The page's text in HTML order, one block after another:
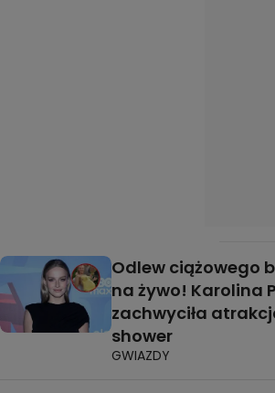
Odlew ciążowego
na żywo! Karolina
zachwyciła
shower
GWIAZDY